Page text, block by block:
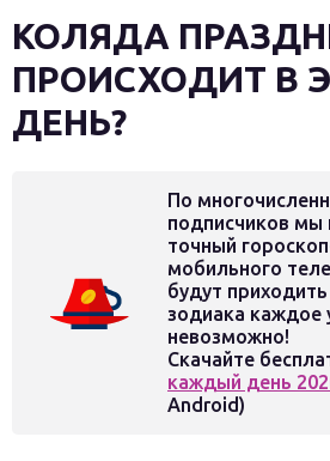
КОЛЯДА
ПРОИСХОДИТ В
ДЕНЬ?
По
подписчиков мы
точный
мобильного
будут
зодиака каждое
невозможно!
Скачайте
каждый день
Android)